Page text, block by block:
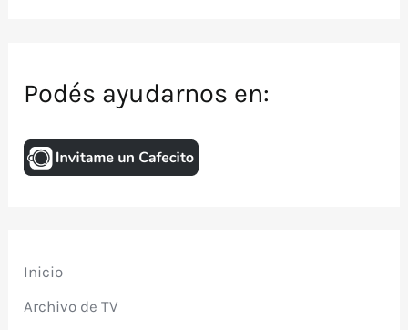
Podés ayudarnos en:
Inicio
Archivo de TV